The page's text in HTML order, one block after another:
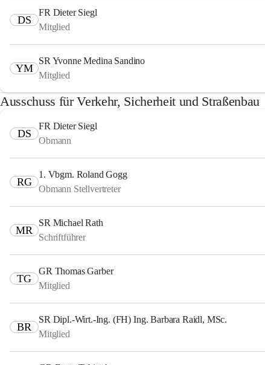
DS
FR Dieter Siegl
Mitglied
YM
SR Yvonne Medina Sandino
Mitglied
Ausschuss für Verkehr, Sicherheit und Straßenbau
DS
FR Dieter Siegl
Obmann
RG
1. Vbgm. Roland Gogg
Obmann Stellvertreter
MR
SR Michael Rath
Schriftführer
TG
GR Thomas Garber
Mitglied
BR
SR Dipl.-Wirt.-Ing. (FH) Ing. Barbara Raidl, MSc.
Mitglied